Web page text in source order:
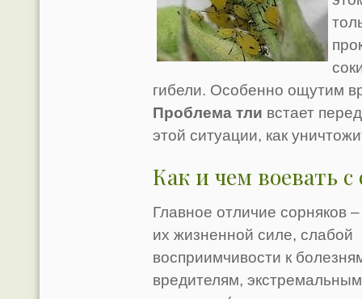
гибели. Особенно ощутим
Проблема тли встает
этой ситуации, как
Как и чем воевать
Главное отличие сорняков
их жизненной силе, слабой
восприимчивости к
вредителям, экстремальным